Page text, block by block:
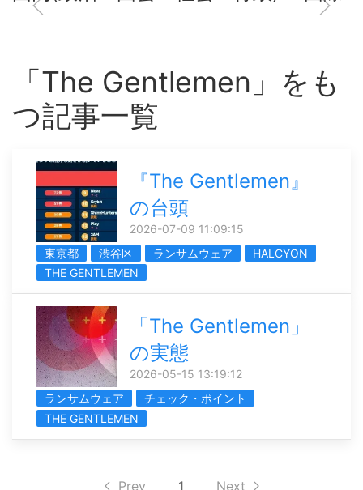
「The Gentlemen」をも
つ記事一覧
『The Gentlemen』
の台頭
2026-07-09 11:09:15
東京都
渋谷区 ランサムウェア
HALCYON
THE GENTLEMEN
「The Gentlemen」
の実態
2026-05-15 13:19:12
ランサムウェア
チェック・ポイント
THE GENTLEMEN
Prev 1 Next